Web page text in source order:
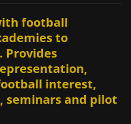
football
to
Provides
interest,
seminars and pilot